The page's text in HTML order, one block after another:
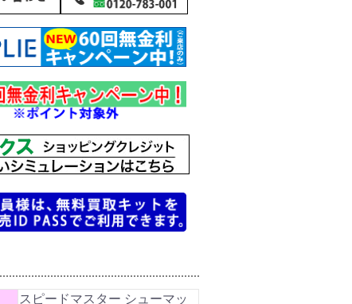
スピードマスター シューマッ